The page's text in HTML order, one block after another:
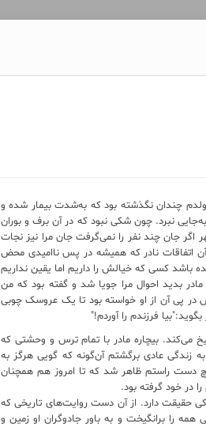
چندان نگذشته بود که به‌شدت بیمار شده و
نبرد. چون شکی نبود که در آن برف و بوران
جان چند نفر را نمی‌گرفت جان مرا نیز نجات
آن اتفاقات نادر که همیشه در پس ناامیدی محض
باشد کسی که خیالش را داریم اما یقین نداریم
بدید احوال مرا جویا شد و گفته بود که من
پی آن از او خواسته بود تا یک عروسک چوبی
فرزندم را آوردم!"
بیچاره مادر با تمام ترس و وحشتی که
زندگی عادی برگشتم آن‌گونه که گویی هرگز به
دست راستم ظاهر شد که تا امروز هم همچنان
در خود گرفته بود.
حقیقت دارد. از آن دست روایت‌های تاریخی که
را برانگیخت و به باور جادوگران او زمین و